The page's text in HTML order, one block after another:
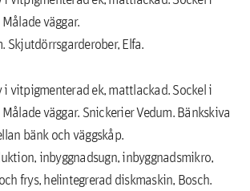
väggar.
Skjutdörrsgarderober, Elfa.
vitpigmenterad ek, mattlackad. Sockel i
väggar. Snickerier Vedum. Bänkskiva
bänk och väggskåp.
inbyggnadsugn, inbyggnadsmikro,
frys, helintegrerad diskmaskin, Bosch.